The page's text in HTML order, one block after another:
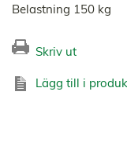
Belastning 150 kg
Skriv ut
Lägg till i